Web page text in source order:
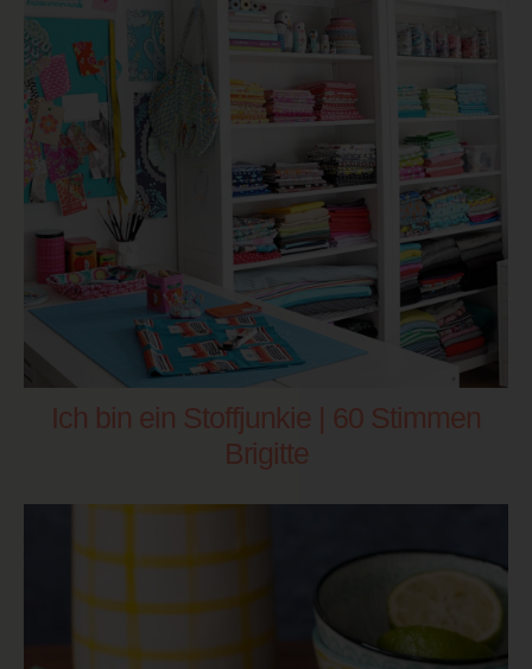
Ich bin ein Stoffjunkie | 60 Stimmen
Brigitte